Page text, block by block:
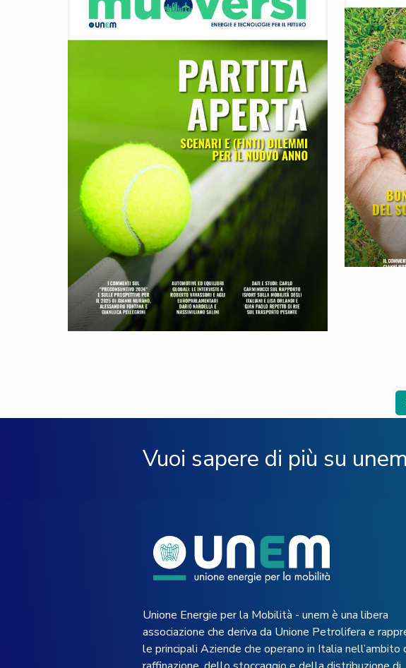
Vuoi sapere di più su
Unione Energie per la Mobilità - unem è una libera
associazione che deriva da Unione Petrolifera e
le principali Aziende che operano in Italia nell’ambito